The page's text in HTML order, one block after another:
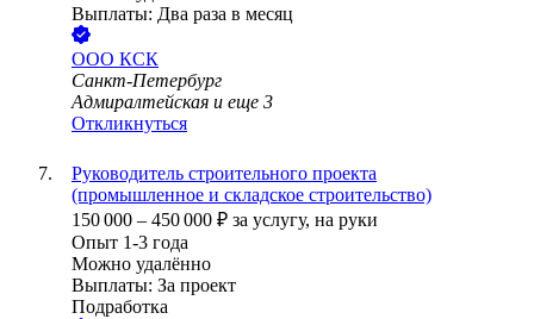
Выплаты: Два раза в месяц
ООО КСК
Санкт-Петербург
Адмиралтейская и еще 3
Откликнуться
Руководитель строительного проекта
(промышленное и складское строительство)
150 000 – 450 000 ₽ за услугу, на руки
Опыт 1-3 года
Можно удалённо
Выплаты: За проект
Подработка